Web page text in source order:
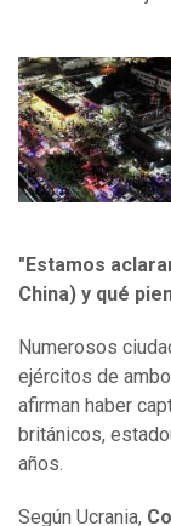
"Estamos
China) y qué
Numerosos
ejércitos de
afirman haber
británicos,
años.
Según Ucrania,